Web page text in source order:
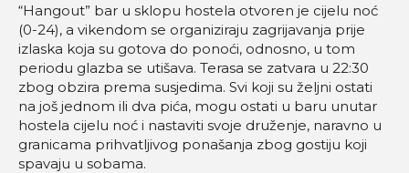
“Hangout” bar u sklopu hostela otvoren je cijelu noć
(0-24), a vikendom se organiziraju zagrijavanja prije
izlaska koja su gotova do ponoći, odnosno, u tom
periodu glazba se utišava. Terasa se zatvara u 22:30
zbog obzira prema susjedima. Svi koji su željni ostati
na još jednom ili dva pića, mogu ostati u baru unutar
hostela cijelu noć i nastaviti svoje druženje, naravno u
granicama prihvatljivog ponašanja zbog gostiju koji
spavaju u sobama.